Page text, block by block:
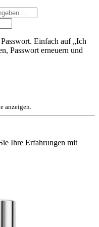
Einfach auf „Ich
Passwort erneuern und
anzeigen.
Ihre Erfahrungen mit